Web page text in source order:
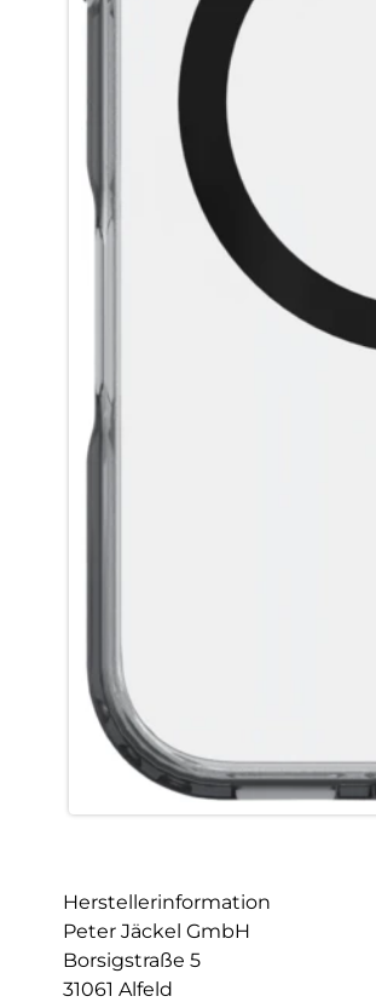
Herstellerinformation
Peter Jäckel GmbH
Borsigstraße 5
31061 Alfeld